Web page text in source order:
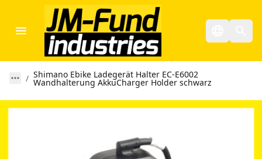
Shimano Ebike Ladegerät Halter EC-E6002
Wandhalterung AkkuCharger Holder schwarz